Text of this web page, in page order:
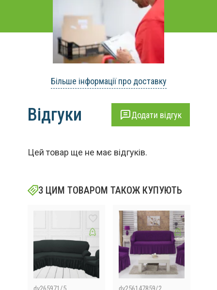
Більше інформації про доставку
Відгуки Додати відгук
Цей товар ще не має відгуків.
З ЦИМ ТОВАРОМ ТАКОЖ КУПУЮТЬ